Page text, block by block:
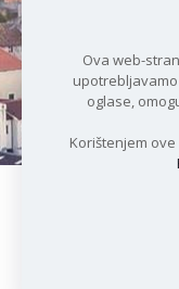
Čudesan
Copyright © 2021
Ova web-
oglase,
Korištenjem